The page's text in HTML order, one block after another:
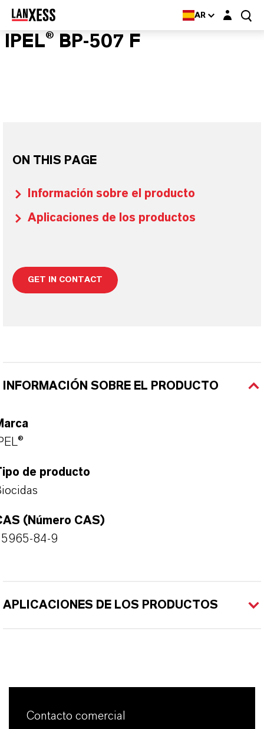
AR Login layer
IPEL® BP-507 F
ON THIS PAGE
Información sobre el producto
Aplicaciones de los productos
GET IN CONTACT
INFORMACIÓN SOBRE EL PRODUCTO
de producto
(Número CAS)
84-9
APLICACIONES DE LOS PRODUCTOS
Contacto comercial